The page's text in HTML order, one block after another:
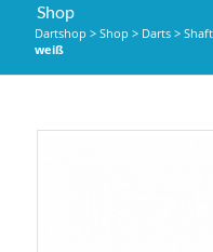
Shop
Dartshop > Shop > Darts>
weiß